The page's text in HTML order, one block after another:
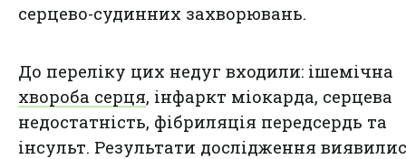
серцево-судинних захворювань.
До переліку цих недуг входили: ішемічна
хвороба серця, інфаркт міокарда, серцева
недостатність, фібриляція передсердь та
інсульт. Результати дослідження